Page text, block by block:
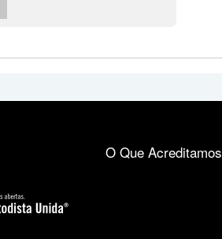
O Que Acreditamos